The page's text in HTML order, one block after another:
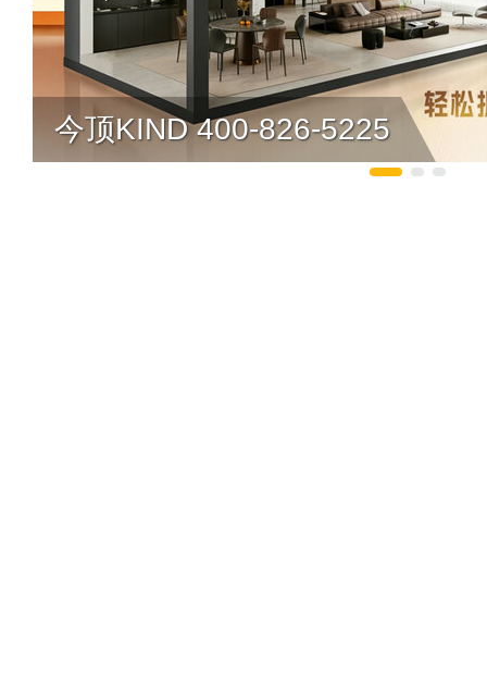
今顶KIND 400-826-5225